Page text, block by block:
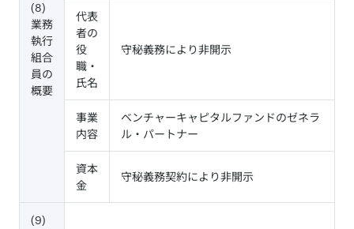
(8)
業務
執行
組合
員の
概要
代表
者の
役
職・
氏名
守秘義務により非開示
事業
内容
ベンチャーキャピタルファンドのゼネラ
ル・パートナー
資本
金
守秘義務契約により非開示
(9)